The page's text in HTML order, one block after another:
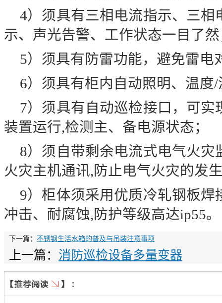
4）须具有三相电流指示、三
示、声光告警、工作状态一目了
5）须具有防雷功能，避免雷电
6）须具有柜内自动照明、温度/
7）须具有自动巡检接口，可
装置运行,检测主、备电源状态；
8）须自带剩余电流式电气火
火灾主机通讯,防止电气火灾的发
9）柜体须采用优质冷轧钢板
冲击、耐腐蚀,防护等级高达ip55。
下一篇： 不锈钢生活水箱的普及与吊装注意事项
上一篇： 消防巡检设备多量变器